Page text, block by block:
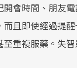
開會時間、朋友
而且即使經過提
至重複服藥。失